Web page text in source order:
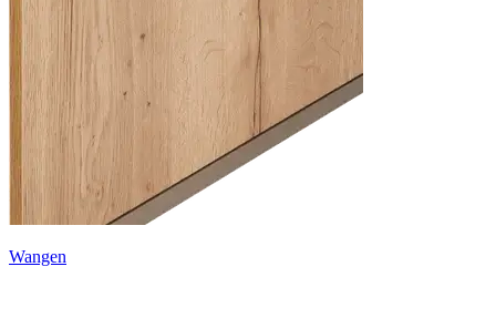
Wangen